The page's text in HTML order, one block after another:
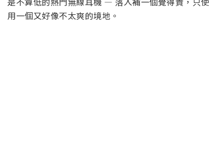
用一個又好像不太爽的境地。